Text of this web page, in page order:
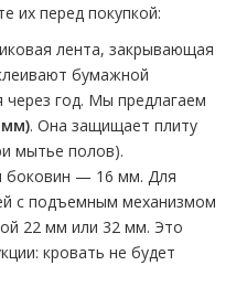
их перед покупкой:
лента, закрывающая
бумажной
через год. Мы предлагаем
мм). Она защищает плиту
мытье полов).
боковин — 16 мм. Для
с подъемным механизмом
22 мм или 32 мм. Это
кровать не будет